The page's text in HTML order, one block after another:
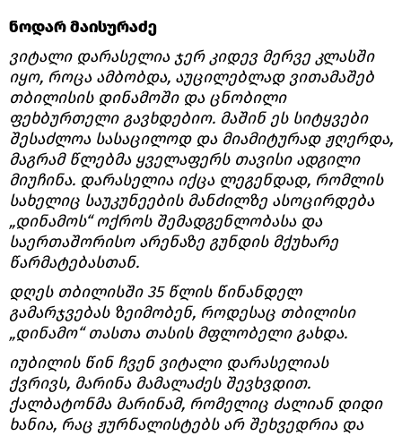
ნოდარ მაისურაძე
ვიტალი დარასელია ჯერ კიდევ მერვე კლასში
იყო, როცა ამბობდა, აუცილებლად ვითამაშებ
თბილისის დინამოში და ცნობილი
ფეხბურთელი გავხდებიო. მაშინ ეს სიტყვები
შესაძლოა სასაცილოდ და მიამიტურად ჟღერდა,
მაგრამ წლებმა ყველაფერს თავისი ადგილი
მიუჩინა. დარასელია იქცა ლეგენდად, რომლის
სახელიც საუკუნეების მანძილზე ასოცირდება
„დინამოს“ ოქროს შემადგენლობასა და
საერთაშორისო არენაზე გუნდის მქუხარე
წარმატებასთან.
დღეს თბილისში 35 წლის წინანდელ
გამარჯვებას ზეიმობენ, როდესაც თბილისი
„დინამო“ თასთა თასის მფლობელი გახდა.
იუბილის წინ ჩვენ ვიტალი დარასელიას
ქვრივს, მარინა მამალაძეს შევხვდით.
ქალბატონმა მარინამ, რომელიც ძალიან დიდი
ხანია, რაც ჟურნალისტებს არ შეხვედრია და